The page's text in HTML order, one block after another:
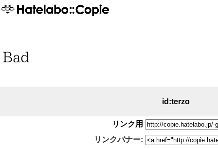
id:terzo
リンク用
リンクバナー: